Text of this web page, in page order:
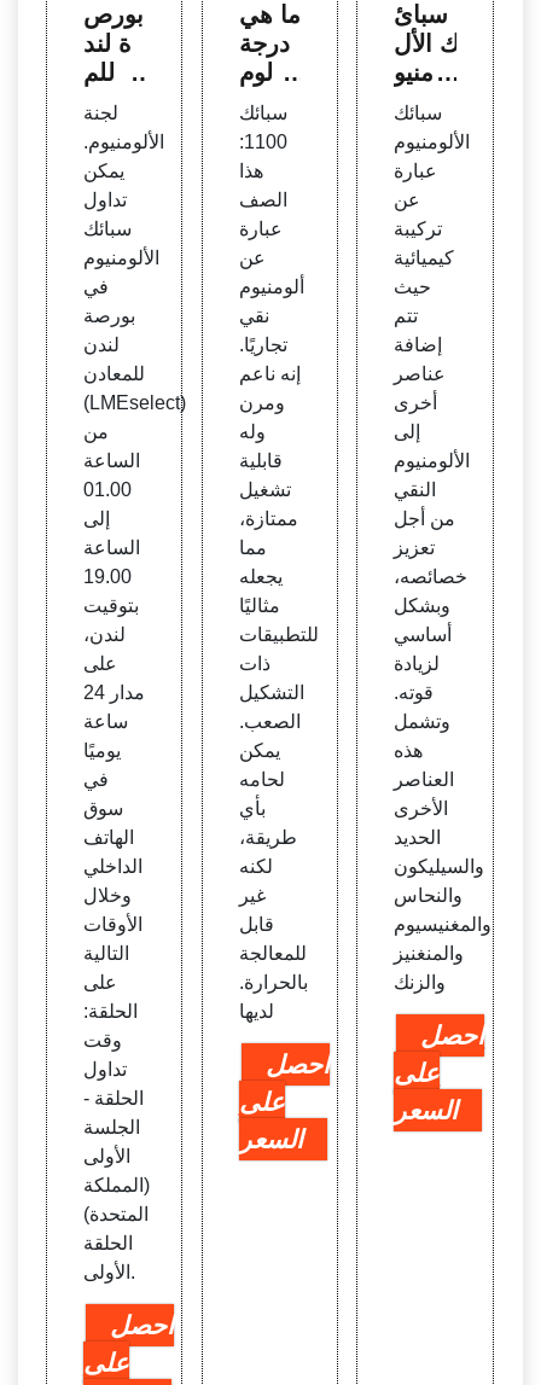
بورص
ة لند
ن للم
عادن:
سبائ
ك الأل
ومنيو
م في
بورص
ة لند
ن للم
عادن
لجنة
الألومنيوم.
يمكن
تداول
سبائك
الألومنيوم
في
بورصة
لندن
للمعادن
(LMEselect)
من
الساعة
01.00
إلى
الساعة
19.00
بتوقيت
لندن،
على
مدار 24
ساعة
يوميًا
في
سوق
الهاتف
الداخلي
وخلال
الأوقات
التالية
على
الحلقة:
وقت
تداول
الحلقة -
الجلسة
الأولى
(المملكة
المتحدة)
الحلقة
الأولى.
احصل
على
ما هي
درجة
الألوم
نيوم ا
لتي ي
جب أ
ن أست
خدمه
ا؟ | م
حلات
السوب
ر مار
كت ال
معدني
ة
سبائك
1100:
هذا
الصف
عبارة
عن
ألومنيوم
نقي
تجاريًا.
إنه ناعم
ومرن
وله
قابلية
تشغيل
ممتازة،
مما
يجعله
مثاليًا
للتطبيقات
ذات
التشكيل
الصعب.
يمكن
لحامه
بأي
طريقة،
لكنه
غير
قابل
للمعالجة
بالحرارة.
لديها
احصل
على
السعر
سبائ
ك الأل
ومنيو
م 101
| جمع
ية الأل
ومنيو
م
سبائك
الألومنيوم
عبارة
عن
تركيبة
كيميائية
حيث
تتم
إضافة
عناصر
أخرى
إلى
الألومنيوم
النقي
من أجل
تعزيز
خصائصه،
وبشكل
أساسي
لزيادة
قوته.
وتشمل
هذه
العناصر
الأخرى
الحديد
والسيليكون
والنحاس
والمغنيسيوم
والمنغنيز
والزنك
احصل
على
السعر